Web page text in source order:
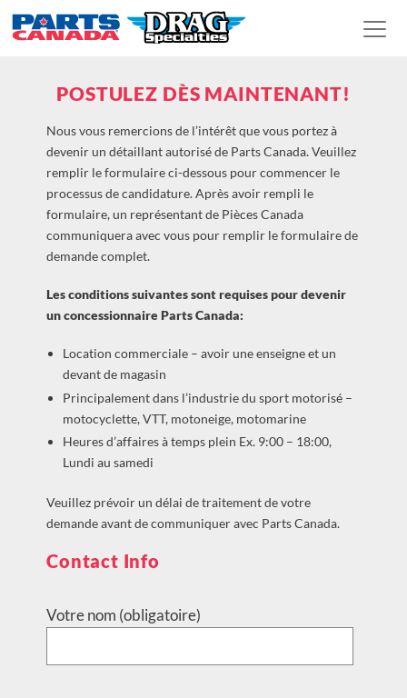
POSTULEZ DÈS MAINTENANT!
Nous vous remercions de l’intérêt que vous portez à
devenir un détaillant autorisé de Parts Canada. Veuillez
remplir le formulaire ci-dessous pour commencer le
processus de candidature. Après avoir rempli le
formulaire, un représentant de Pièces Canada
communiquera avec vous pour remplir le formulaire de
demande complet.
Les conditions suivantes sont requises pour devenir
un concessionnaire Parts Canada:
Location commerciale – avoir une enseigne et un
devant de magasin
Principalement dans l’industrie du sport motorisé –
motocyclette, VTT, motoneige, motomarine
Heures d’affaires à temps plein Ex. 9:00 – 18:00,
Lundi au samedi
Veuillez prévoir un délai de traitement de votre
demande avant de communiquer avec Parts Canada.
Contact Info
Votre nom (obligatoire)